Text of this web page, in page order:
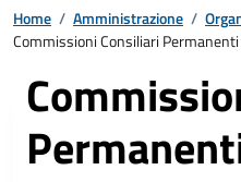
Home / Amministrazione /
Commissioni Consiliari Permanenti